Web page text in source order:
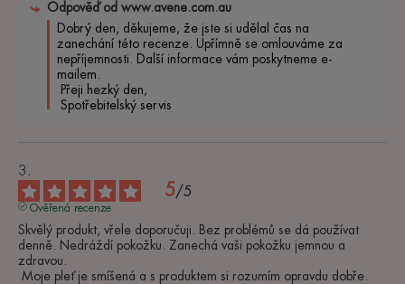
Odpověď od www.avene.com.au
Dobrý den, děkujeme, že jste si udělal čas na
zanechání této recenze. Upřímně se omlouváme za
nepříjemnosti. Další informace vám poskytneme e-
mailem.
Spotřebitelský servis
5/5
Ověřená recenze
Skvělý produkt, vřele doporučuji. Bez problémů se dá používat
denně. Nedráždí pokožku. Zanechá vaši pokožku jemnou a
zdravou.
Moje pleť je smíšená a s produktem si rozumím opravdu dobře.